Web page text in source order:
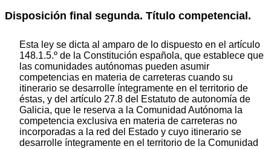
Disposición final segunda. Título competencial.
Esta ley se dicta al amparo de lo dispuesto en el artículo
148.1.5.º de la Constitución española, que establece que
las comunidades autónomas pueden asumir
competencias en materia de carreteras cuando su
itinerario se desarrolle íntegramente en el territorio de
éstas, y del artículo 27.8 del Estatuto de autonomía de
Galicia, que le reserva a la Comunidad Autónoma la
competencia exclusiva en materia de carreteras no
incorporadas a la red del Estado y cuyo itinerario se
desarrolle íntegramente en el territorio de la Comunidad